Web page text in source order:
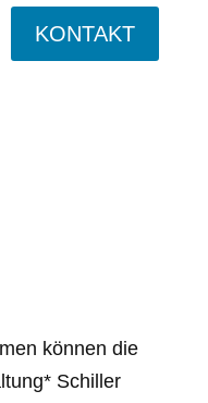
KONTAKT
können die
Schiller